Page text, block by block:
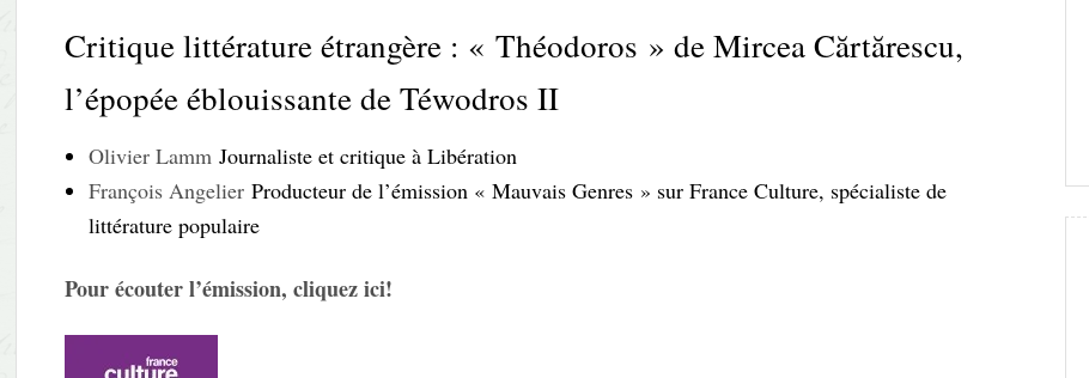
Critique littérature étrangère : « Théodoros » de Mircea Cărtărescu,
l’épopée éblouissante de Téwodros II
Olivier Lamm Journaliste et critique à Libération
François Angelier Producteur de l’émission « Mauvais Genres » sur France Culture, spécialiste de
littérature populaire
Pour écouter l’émission, cliquez ici!